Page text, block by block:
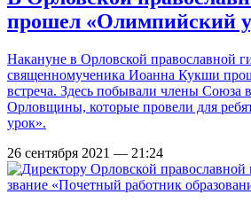
прошел «Олимпийский
Накануне в Орловской православной
священномученика Иоанна Кукши
встреча. Здесь побывали члены Союза
Орловщины, которые провели для
урок».
26 сентября 2021 — 21:24